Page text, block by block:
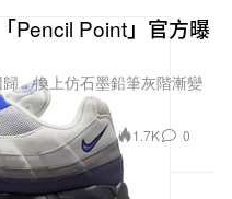
Pencil Point」官方曝
，換上仿石墨鉛筆灰階漸變
1.7K 0